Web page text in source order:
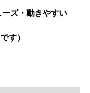
ズ・動きやすい
す）